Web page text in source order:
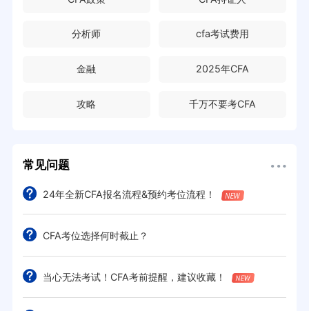
分析师 cfa考试费用
金融 2025年CFA
攻略 千万不要考CFA
常见问题
24年全新CFA报名流程&预约考位流程！
CFA考位选择何时截止？
当心无法考试！CFA考前提醒，建议收藏！